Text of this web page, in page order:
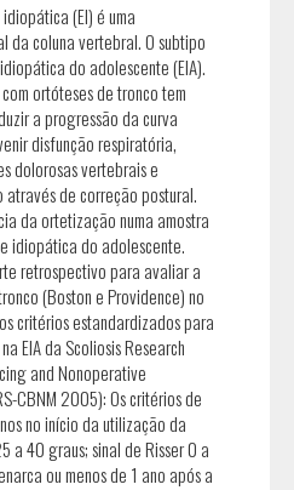
(EI) é uma
da coluna vertebral. O subtipo
do adolescente (EIA).
ortóteses de tronco tem
a progressão da curva
disfunção respiratória,
dolorosas vertebrais e
de correção postural.
da ortetização numa amostra
idiopática do adolescente.
retrospectivo para avaliar a
(Boston e Providence) no
critérios estandardizados para
EIA da Scoliosis Research
and Nonoperative
CBNM 2005): Os critérios de
no início da utilização da
a 40 graus; sinal de Risser 0 a
ou menos de 1 ano após a